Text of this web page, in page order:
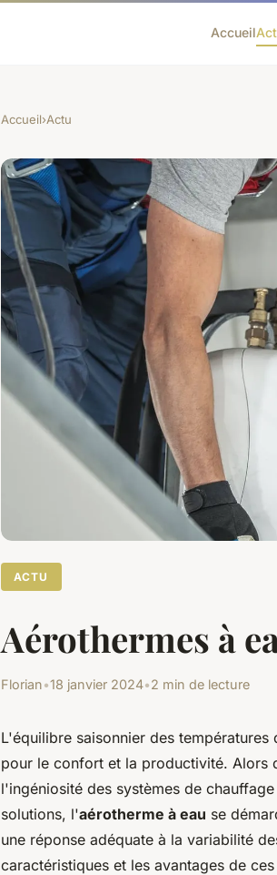
Accueil
Accueil›Actu
ACTU
Aérothermes à
Florian•18 janvier 2024•2 min de lecture
L'équilibre saisonnier des
pour le confort et la productivité. Alors
l'ingéniosité des systèmes de
solutions, l'aérotherme à eau se
une réponse adéquate à la variabilité
caractéristiques et les avantages de